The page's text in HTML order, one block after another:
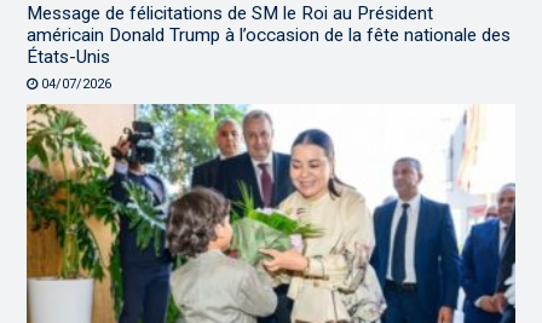
Message de félicitations de SM le Roi au Président
américain Donald Trump à l’occasion de la fête nationale des
États-Unis
04/07/2026